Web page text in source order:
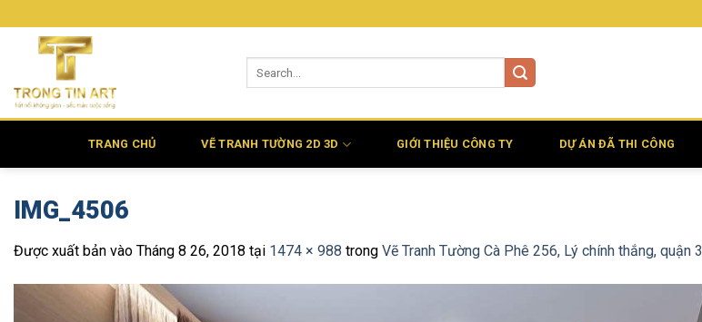
qua
TRANG CHỦ VẼ TRANH TƯỜNG 2D 3D GIỚI THIỆU CÔNG TY DỰ ÁN ĐÃ THI CÔNG
IMG_4506
Được xuất bản vào Tháng 8 26, 2018 tại 1474 × 988 trong Vẽ Tranh Tường Cà Phê 256, Lý chính thắng, quận 3